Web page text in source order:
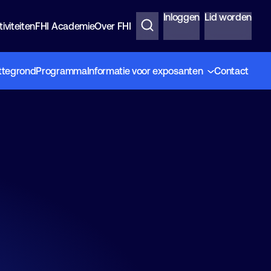
FHI AcademieOver FHI
Inloggen Lid worden
ProgrammaInformatie voor exposanten Contact